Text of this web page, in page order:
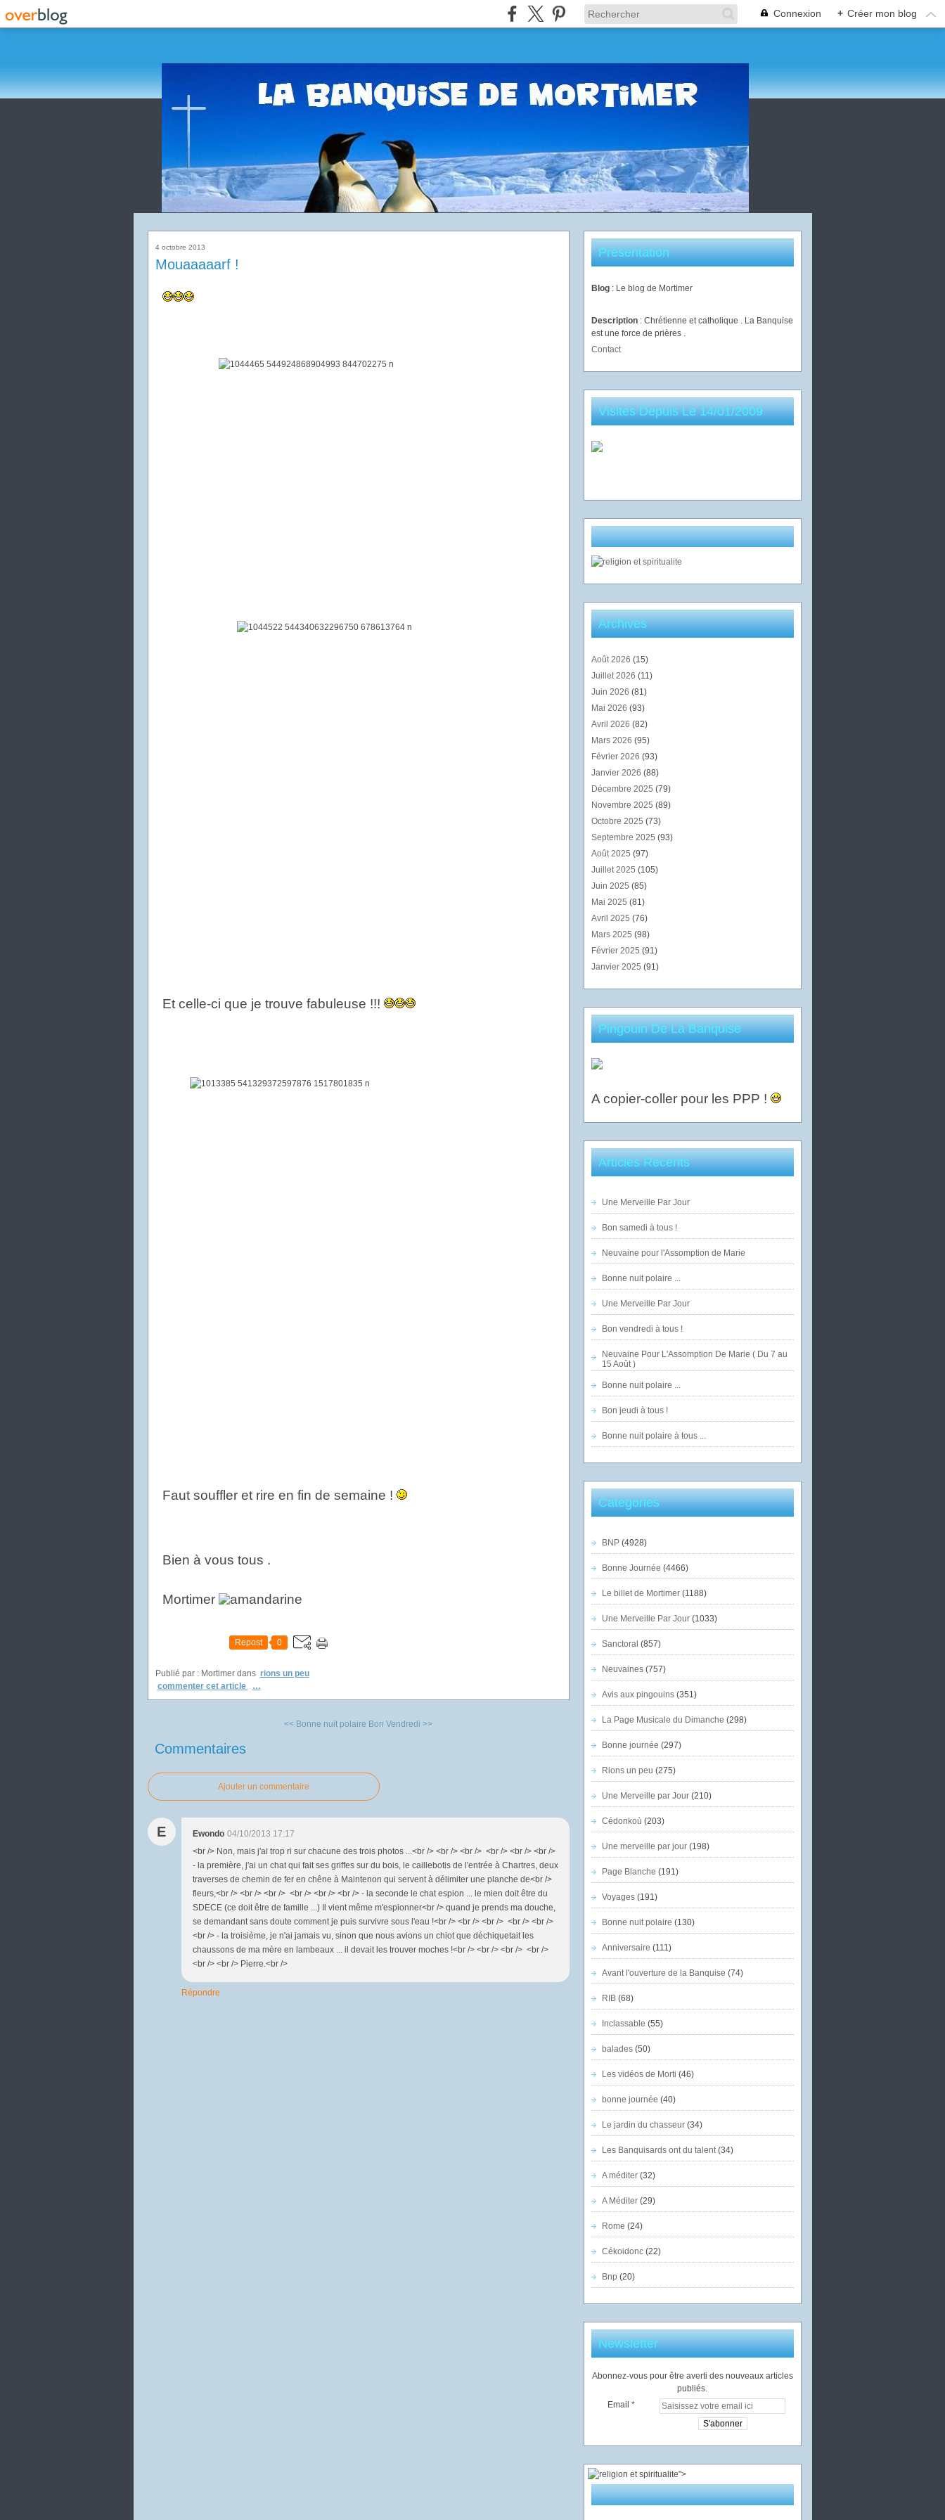
Connexion + Créer mon blog
4 octobre 2013
Mouaaaaarf !
Et celle-ci que je trouve fabuleuse !!!
Faut souffler et rire en fin de semaine !
Bien à vous tous .
Mortimer
Repost 0
Publié par : Mortimer dans rions un peu
commenter cet article
…
<< Bonne nuit polaire Bon Vendredi >>
Commentaires
Ajouter un commentaire
E Ewondo 04/10/2013 17:17
<br /> Non, mais j'ai trop ri sur chacune des trois photos ...<br /> <br /> <br /> <br /> <br /> <br />
- la première, j'ai un chat qui fait ses griffes sur du bois, le caillebotis de l'entrée à Chartres, deux
traverses de chemin de fer en chêne à Maintenon qui servent à délimiter une planche de<br />
fleurs,<br /> <br /> <br /> <br /> <br /> <br /> - la seconde le chat espion ... le mien doit être du
SDECE (ce doit être de famille ...) Il vient même m'espionner<br /> quand je prends ma douche,
se demandant sans doute comment je puis survivre sous l'eau !<br /> <br /> <br /> <br /> <br />
<br /> - la troisième, je n'ai jamais vu, sinon que nous avions un chiot que déchiquetait les
chaussons de ma mère en lambeaux ... il devait les trouver moches !<br /> <br /> <br /> <br />
<br /> <br /> Pierre.<br />
Répondre
Présentation
Blog : Le blog de Mortimer
Description : Chrétienne et catholique . La Banquise
est une force de prières .
Contact
Visites Depuis Le 14/01/2009
Archives
Août 2026 (15)
Juillet 2026 (11)
Juin 2026 (81)
Mai 2026 (93)
Avril 2026 (82)
Mars 2026 (95)
Février 2026 (93)
Janvier 2026 (88)
Décembre 2025 (79)
Novembre 2025 (89)
Octobre 2025 (73)
Septembre 2025 (93)
Août 2025 (97)
Juillet 2025 (105)
Juin 2025 (85)
Mai 2025 (81)
Avril 2025 (76)
Mars 2025 (98)
Février 2025 (91)
Janvier 2025 (91)
Pingouin De La Banquise
A copier-coller pour les PPP !
Articles Récents
Une Merveille Par Jour
Bon samedi à tous !
Neuvaine pour l'Assomption de Marie
Bonne nuit polaire ...
Une Merveille Par Jour
Bon vendredi à tous !
Neuvaine Pour L'Assomption De Marie ( Du 7 au
15 Août )
Bonne nuit polaire ...
Bon jeudi à tous !
Bonne nuit polaire à tous ...
Catégories
BNP(4928)
Bonne Journée (4466)
Le billet de Mortimer(1188)
Une Merveille Par Jour(1033)
Sanctoral (857)
Neuvaines(757)
Avis aux pingouins(351)
La Page Musicale du Dimanche (298)
Bonne journée (297)
Rions un peu (275)
Une Merveille par Jour(210)
Cédonkoù (203)
Une merveille par jour(198)
Page Blanche (191)
Voyages(191)
Bonne nuit polaire (130)
Anniversaire (111)
Avant l'ouverture de la Banquise (74)
RIB(68)
Inclassable (55)
balades(50)
Les vidéos de Morti (46)
bonne journée (40)
Le jardin du chasseur(34)
Les Banquisards ont du talent(34)
A méditer(32)
A Méditer(29)
Rome (24)
Cékoidonc(22)
Bnp (20)
Newsletter
Abonnez-vous pour être averti des nouveaux articles
publiés.
Email
">